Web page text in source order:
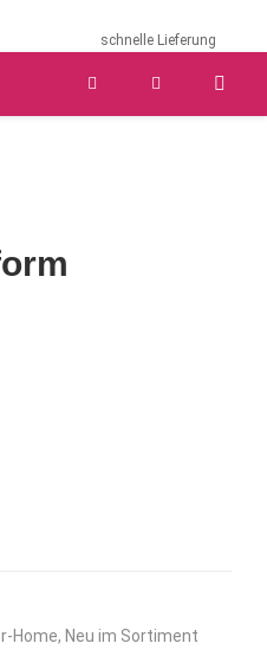
schnelle Lieferung
Home, Neu im Sortiment